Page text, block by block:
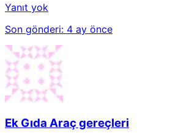
Yanıt yok
Son gönderi: 4 ay önce
Ek Gıda Araç gereçleri